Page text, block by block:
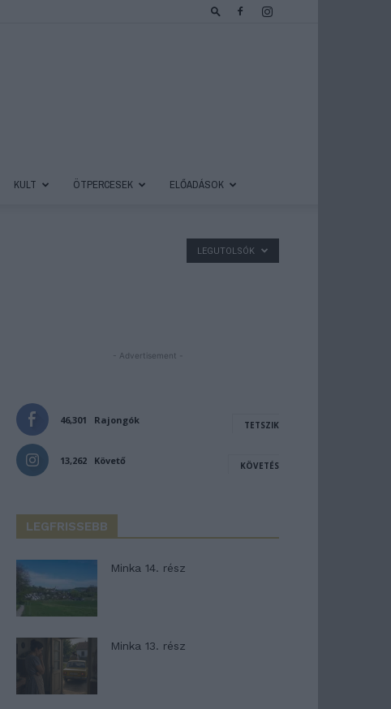
KULT ÖTPERCESEK ELŐADÁSOK
LEGUTOLSÓK
- Advertisement -
46,301 Rajongók TETSZIK
13,262 Követő KÖVETÉS
LEGFRISSEBB
Minka 14. rész
Minka 13. rész